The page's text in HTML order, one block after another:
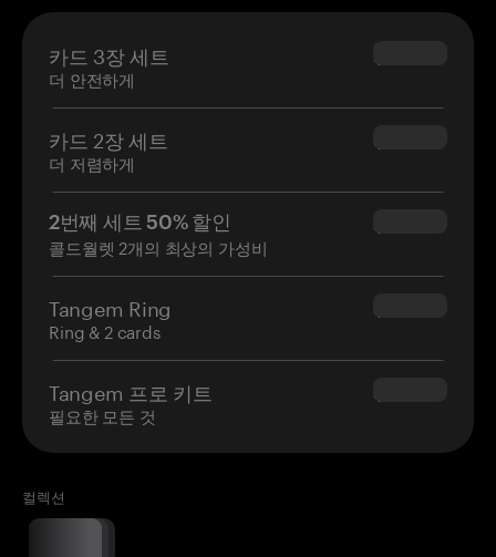
카드 3장 세트
더 안전하게
$69.90
카드 2장 세트
더 저렴하게
$54.90
2번째 세트 50% 할인
콜드월렛 2개의 최상의 가성비
$34.95
Tangem Ring
Ring & 2 cards
$160.00
Tangem 프로 키트
필요한 모든 것
$180.00
컬렉션